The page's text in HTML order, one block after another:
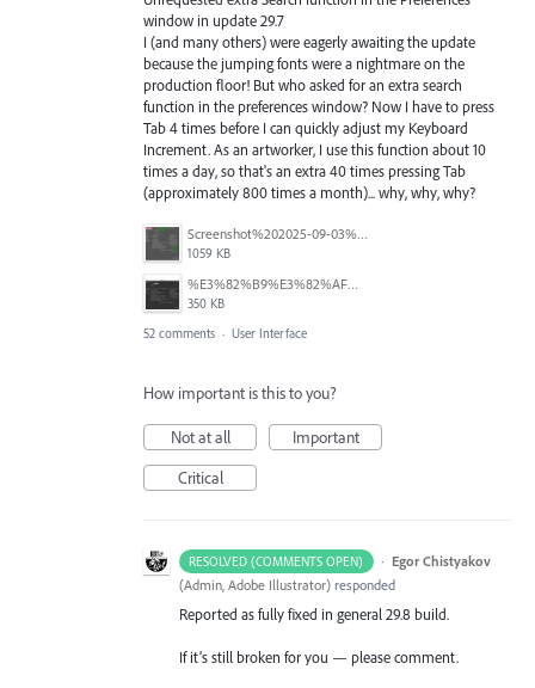
window in update 29.7
I (and many others) were eagerly awaiting the update
because the jumping fonts were a nightmare on the
production floor! But who asked for an extra search
function in the preferences window? Now I have to press
Tab 4 times before I can quickly adjust my Keyboard
Increment. As an artworker, I use this function about 10
times a day, so that's an extra 40 times pressing Tab
(approximately 800 times a month)... why, why, why?
Screenshot%202025-09-03%20at%2007.40.20.png
1059 KB
%E3%82%B9%E3%82%AF%E3%83%AA%E3%83%BC%E3%83%B3%E3%82%B7%E3%83%A7%E3%83%83%E3%83%88%202025-08-10%209.05.15.png
350 KB
52 comments · User Interface
How important is this to you?
Not at all
Important
Critical
RESOLVED (COMMENTS OPEN) · Egor Chistyakov
(Admin, Adobe Illustrator) responded
Reported as fully fixed in general 29.8 build.
If it’s still broken for you — please comment.